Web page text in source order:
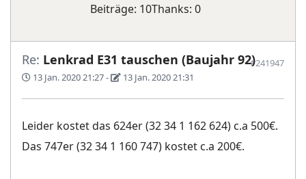
Beiträge: 10Thanks: 0
Re: Lenkrad E31 tauschen (Baujahr 92)
13 Jan. 2020 21:27- 13 Jan. 2020 21:31
#241947
Leider kostet das 624er (32 34 1 162 624) c.a 500€.
Das 747er (32 34 1 160 747) kostet c.a 200€.